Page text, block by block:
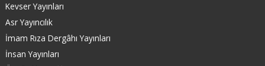
Kevser Yayınları
Asr Yayıncılık
İmam Rıza Dergâhı Yayınları
İnsan Yayınları